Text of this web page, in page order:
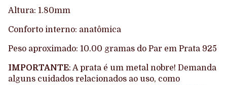
Altura: 1.80mm
Conforto interno: anatômica
Peso aproximado: 10.00 gramas do Par em Prata 925
IMPORTANTE: A prata é um metal nobre! Demanda
alguns cuidados relacionados ao uso, como